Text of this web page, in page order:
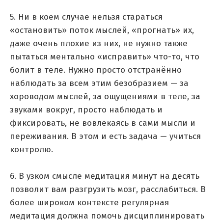
5. Ни в коем случае нельзя стараться
«остановить» поток мыслей, «прогнать» их,
даже очень плохие из них, не нужно также
пытаться ментально «исправить» что-то, что
болит в теле. Нужно просто отстранённо
наблюдать за всем этим безобразием — за
хороводом мыслей, за ощущениями в теле, за
звуками вокруг, просто наблюдать и
фиксировать, не вовлекаясь в сами мысли и
переживания. В этом и есть задача — учиться
контролю.
6. В узком смысле медитация минут на десять
позволит вам разгрузить мозг, расслабиться. В
более широком контексте регулярная
медитация должна помочь дисциплинировать